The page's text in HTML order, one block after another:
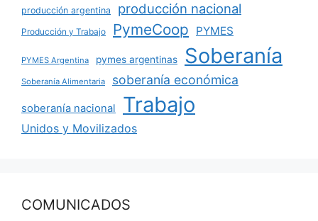
producción argentina producción nacional
Producción y Trabajo PymeCoop PYMES
PYMES Argentina pymes argentinas Soberanía
Soberanía Alimentaria soberanía económica
soberanía nacional Trabajo
Unidos y Movilizados
COMUNICADOS